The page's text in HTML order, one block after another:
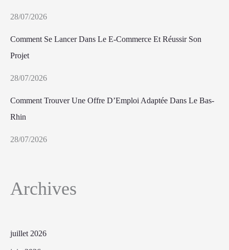
28/07/2026
Comment Se Lancer Dans Le E-Commerce Et Réussir Son
Projet
28/07/2026
Comment Trouver Une Offre D’Emploi Adaptée Dans Le Bas-
Rhin
28/07/2026
Archives
juillet 2026